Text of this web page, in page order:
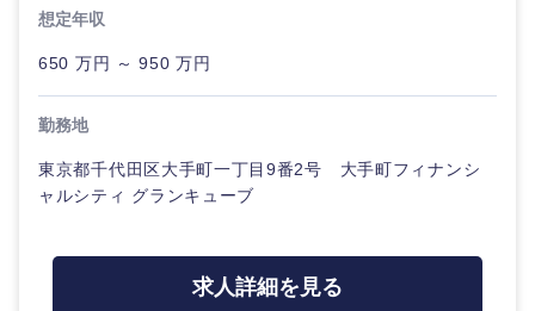
理
SCM
人事
ィング
新規事業企画・立上げ
M&A・事業投資
政策渉外
SCM
営業
電気・電子・半導体
メディカル・ヘルスケア・ライフサイエンス
宮城県
第二新卒
想定年収
650 万円 ～ 950 万円
勤務地
東京都千代田区大手町一丁目9番2号 大手町フィナンシ
ャルシティ グランキューブ
求人詳細を見る